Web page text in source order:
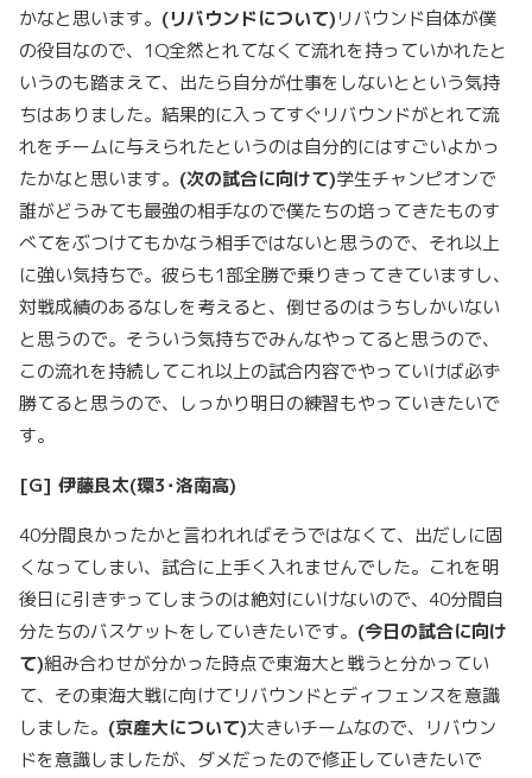
かなと思います。 (リバウンドについて)リバウンド自体が僕
の役目なので、1Q全然とれてなくて流れを持っていかれたと
いうのも踏まえて、出たら自分が仕事をしないとという気持
ちはありました。結果的に入ってすぐリバウンドがとれて流
れをチームに与えられたというのは自分的にはすごいよかっ
たかなと思います。 (次の試合に向けて)学生チャンピオンで
誰がどうみても最強の相手なので僕たちの培ってきたものす
べてをぶつけてもかなう相手ではないと思うので、それ以上
に強い気持ちで。彼らも1部全勝で乗りきってきていますし、
対戦成績のあるなしを考えると、倒せるのはうちしかいない
と思うので。そういう気持ちでみんなやってると思うので、
この流れを持続してこれ以上の試合内容でやっていけば必ず
勝てると思うので、しっかり明日の練習もやっていきたいで
す。
[G] 伊藤良太(環3･洛南高)
40分間良かったかと言われればそうではなくて、出だしに固
くなってしまい、試合に上手く入れませんでした。これを明
後日に引きずってしまうのは絶対にいけないので、40分間自
分たちのバスケットをしていきたいです。 (今日の試合に向け
て)組み合わせが分かった時点で東海大と戦うと分かってい
て、その東海大戦に向けてリバウンドとディフェンスを意識
しました。 (京産大について)大きいチームなので、リバウン
ドを意識しましたが、ダメだったので修正していきたいで